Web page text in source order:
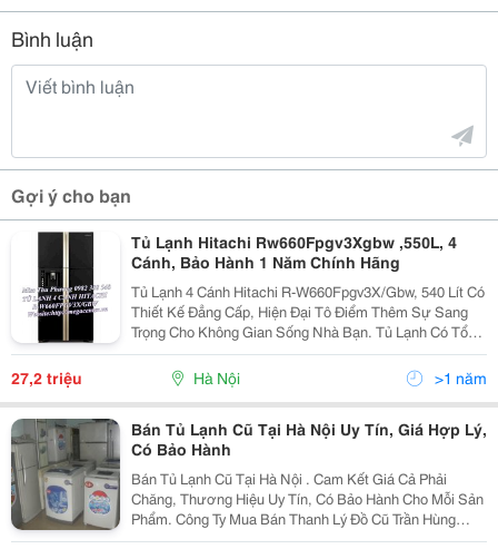
Bình luận
Gợi ý cho bạn
Tủ Lạnh Hitachi Rw660Fpgv3Xgbw ,550L, 4
Cánh, Bảo Hành 1 Năm Chính Hãng
Tủ Lạnh 4 Cánh Hitachi R-W660Fpgv3X/Gbw, 540 Lít Có
Thiết Kế Đẳng Cấp, Hiện Đại Tô Điểm Thêm Sự Sang
Trọng Cho Không Gian Sống Nhà Bạn. Tủ Lạnh Có Tổng
Dung Tích Đến 540 Lít Dự Trữ Được Nhiều Thực Phẩm
Giúp Đáp Ứng Nhu Cầu Dinh Dưỡng Cho Cả Gia Đì
27,2 triệu Hà Nội >1 năm
Bán Tủ Lạnh Cũ Tại Hà Nội Uy Tín, Giá Hợp Lý,
Có Bảo Hành
Bán Tủ Lạnh Cũ Tại Hà Nội . Cam Kết Giá Cả Phải
Chăng, Thương Hiệu Uy Tín, Có Bảo Hành Cho Mỗi Sản
Phẩm. Công Ty Mua Bán Thanh Lý Đồ Cũ Trần Hùng
≫≫≫≫≫≫ Hotline:0989.818.506 ≪≪≪≪≪≪≪≪ Uy Tín - Chuy